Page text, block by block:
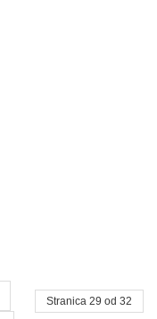
Stranica 29 od 32